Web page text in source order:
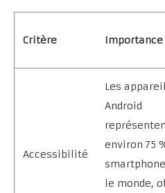
Critère Importance
Accessibilité
Les
Android
environ 75
le monde,